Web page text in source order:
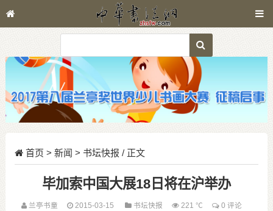
首页 > 新闻 > 书坛快报 / 正文
毕加索中国大展18日将在沪举办
兰亭书童 2015-03-15 书坛快报 221 ℃ 0 评论